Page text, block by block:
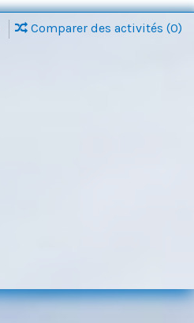
Comparer des activités (0)